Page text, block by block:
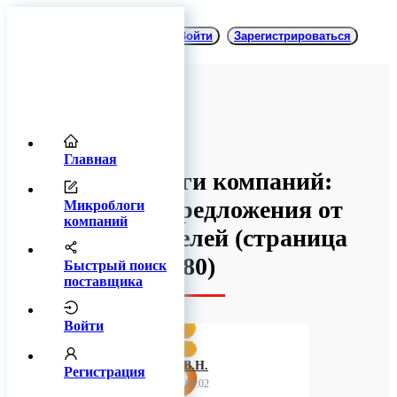
Главная
Микроблоги
компаний
Быстрый поиск
поставщика
Войти
Регистрация
Войти Зарегистрироваться
Микроблоги компаний:
товары и предложения от
производителей(cтраница
80)
ИП Багнюк В.Н.
24 ноября 2023 08:02